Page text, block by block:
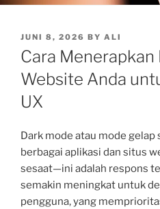
POSTED
ON
JUNI 8, 2026 BY ALI
Cara Menerapkan
Website Anda
UX
Dark mode atau mode gelap
berbagai aplikasi dan situs
sesaat—ini adalah respons
semakin meningkat untuk
pengguna, yang